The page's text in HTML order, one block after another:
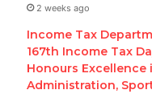
2 weeks ago
Income Tax
167th Income Tax
Honours Excellence
Administration,